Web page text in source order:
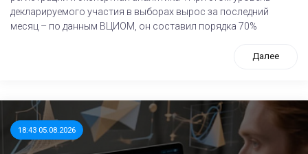
декларируемого участия в выборах вырос за последний
месяц – по данным ВЦИОМ, он составил порядка 70%
Далее
18:43 05.08.2026